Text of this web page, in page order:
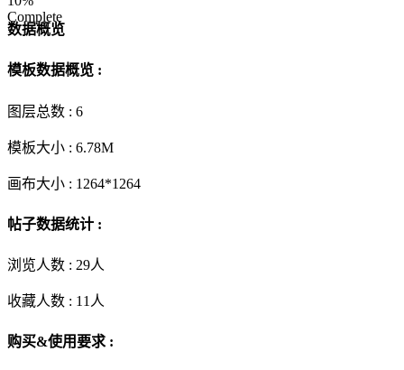
Complete
数据概览
模板数据概览 :
图层总数 : 6
模板大小 : 6.78M
画布大小 : 1264*1264
帖子数据统计 :
浏览人数 : 29人
收藏人数 : 11 人
购买&使用要求 :